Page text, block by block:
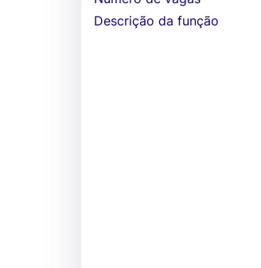
Descrição da função